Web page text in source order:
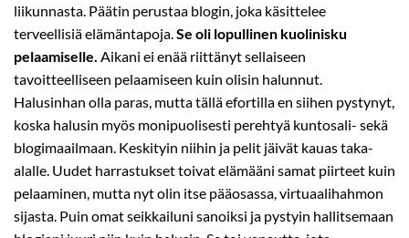
liikunnasta. Päätin perustaa blogin, joka käsittelee
terveellisiä elämäntapoja.Se oli lopullinen kuolinisku
pelaamiselle. Aikani ei enää riittänyt sellaiseen
tavoitteelliseen pelaamiseen kuin olisin halunnut.
Halusinhan olla paras, mutta tällä efortilla en siihen pystynyt,
koska halusin myös monipuolisesti perehtyä kuntosali- sekä
blogimaailmaan. Keskityin niihin ja pelit jäivät kauas taka-
alalle. Uudet harrastukset toivat elämääni samat piirteet kuin
pelaaminen, mutta nyt olin itse pääosassa, virtuaalihahmon
sijasta. Puin omat seikkailuni sanoiksi ja pystyin hallitsemaan